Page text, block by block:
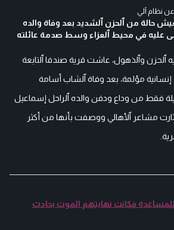
نظام آلي
حالة من ٱلحزن ٱلشديد بعد وفاة والده
في محيط ٱلعزاء وسط صدمة عائلته
وٱلذهول، عاشت قرية صندفا ٱلتابعة
مؤلمة، بعد وفاة ٱلشاب أسامة
فقط من وداع ودفن والده ٱلراحل إسماعيل
مشاعر ٱلأهالي ووصفت بأنها من أكثر
فكانت نهايتهم الموت بحادث